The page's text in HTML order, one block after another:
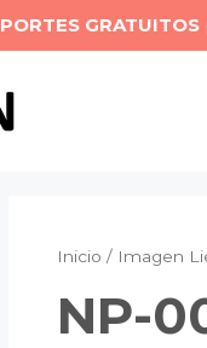
PORTES GRATUITOS
Inicio / Imagen
NP-